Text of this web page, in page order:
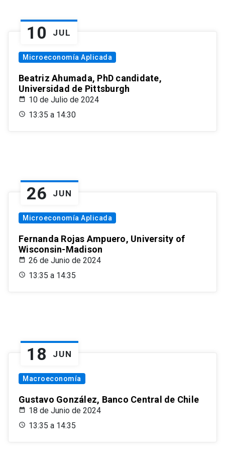
10 JUL
Microeconomía Aplicada
Beatriz Ahumada, PhD candidate,
Universidad de Pittsburgh
10 de Julio de 2024
13:35 a 14:30
26 JUN
Microeconomía Aplicada
Fernanda Rojas Ampuero, University of
Wisconsin-Madison
26 de Junio de 2024
13:35 a 14:35
18 JUN
Macroeconomía
Gustavo González, Banco Central de Chile
18 de Junio de 2024
13:35 a 14:35